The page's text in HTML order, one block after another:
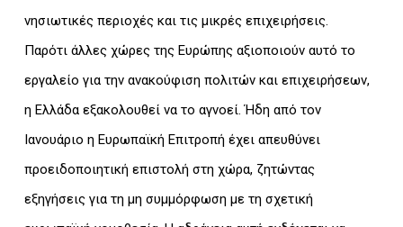
νησιωτικές περιοχές και τις μικρές επιχειρήσεις.
Παρότι άλλες χώρες της Ευρώπης αξιοποιούν αυτό το
εργαλείο για την ανακούφιση πολιτών και επιχειρήσεων,
η Ελλάδα εξακολουθεί να το αγνοεί. Ήδη από τον
Ιανουάριο η Ευρωπαϊκή Επιτροπή έχει απευθύνει
προειδοποιητική επιστολή στη χώρα, ζητώντας
εξηγήσεις για τη μη συμμόρφωση με τη σχετική